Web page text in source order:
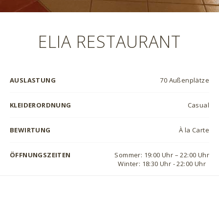
ELIA RESTAURANT
AUSLASTUNG 70 Außenplätze
KLEIDERORDNUNG Casual
BEWIRTUNG À la Carte
ÖFFNUNGSZEITEN
Sommer: 19:00 Uhr – 22:00 Uhr
Winter: 18:30 Uhr - 22:00 Uhr